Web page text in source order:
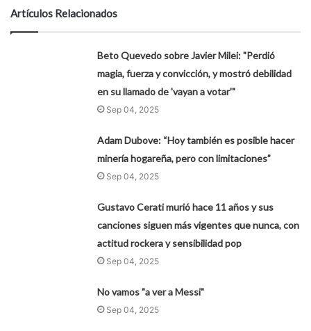
Artículos Relacionados
Beto Quevedo sobre Javier Milei: "Perdió
magia, fuerza y convicción, y mostró debilidad
en su llamado de 'vayan a votar'"
Sep 04, 2025
Adam Dubove: “Hoy también es posible hacer
minería hogareña, pero con limitaciones”
Sep 04, 2025
Gustavo Cerati murió hace 11 años y sus
canciones siguen más vigentes que nunca, con
actitud rockera y sensibilidad pop
Sep 04, 2025
No vamos "a ver a Messi"
Sep 04, 2025